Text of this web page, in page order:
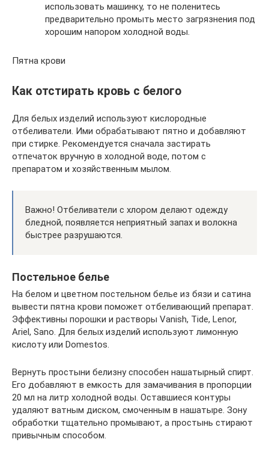
использовать машинку, то не поленитесь
предварительно промыть место загрязнения под
хорошим напором холодной воды.
Пятна крови
Как отстирать кровь с белого
Для белых изделий используют кислородные
отбеливатели. Ими обрабатывают пятно и добавляют
при стирке. Рекомендуется сначала застирать
отпечаток вручную в холодной воде, потом с
препаратом и хозяйственным мылом.
Важно! Отбеливатели с хлором делают одежду
бледной, появляется неприятный запах и волокна
быстрее разрушаются.
Постельное белье
На белом и цветном постельном белье из бязи и сатина
вывести пятна крови поможет отбеливающий препарат.
Эффективны порошки и растворы Vanish, Tide, Lenor,
Ariel, Sano. Для белых изделий используют лимонную
кислоту или Domestos.
Вернуть простыни белизну способен нашатырный спирт.
Его добавляют в емкость для замачивания в пропорции
20 мл на литр холодной воды. Оставшиеся контуры
удаляют ватным диском, смоченным в нашатыре. Зону
обработки тщательно промывают, а простынь стирают
привычным способом.